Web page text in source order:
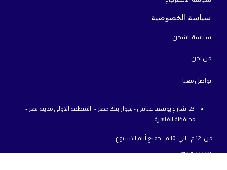
سياسة الخصوصية
سياسة الشحن
من نحن
تواص ل معنا
23 شارع يوسف عباس - بجوار بنك مصر - المنطقة الاولى مدينة نصر -
محافظة القاهرة
من : 12 م - الي : 10 م - جميع أيام الاسبوع
01225777726